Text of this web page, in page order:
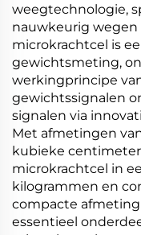
weegtechnologie,
nauwkeurig wegen
microkrachtcel is
gewichtsmeting,
werkingprincipe
gewichtssignalen
signalen via
Met afmetingen
kubieke centimeter
microkrachtcel in
kilogrammen en
compacte
essentieel